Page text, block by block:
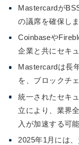
Mastercardが
の議席を確保しま
Coinbaseや
企業と共にセキ
Mastercardは長
を、ブロックチ
統一されたセキ
立により、業界
入が加速する可
2025年1月には